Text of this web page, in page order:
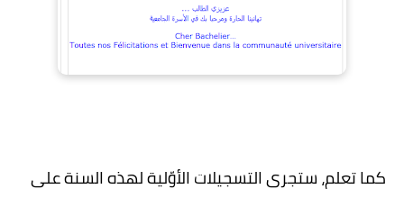
كما تعلم، ستجرى التسجيلات الأوّلية لهذه السنة على